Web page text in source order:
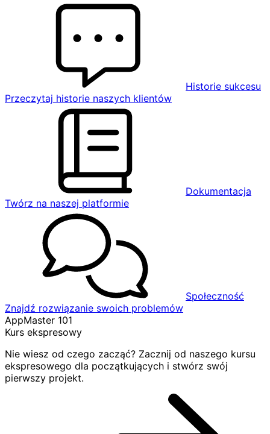
Historie sukcesu
Przeczytaj historie naszych klientów
Dokumentacja
Twórz na naszej platformie
Społeczność
Znajdź rozwiązanie swoich problemów
AppMaster 101
Kurs ekspresowy
Nie wiesz od czego zacząć? Zacznij od naszego kursu
ekspresowego dla początkujących i stwórz swój
pierwszy projekt.